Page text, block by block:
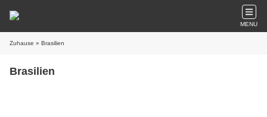
MENU
Zuhause » Brasilien
Brasilien